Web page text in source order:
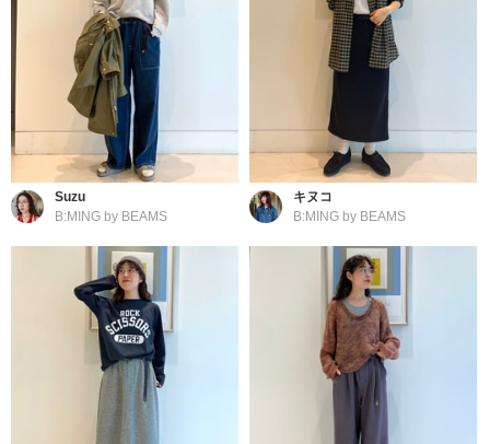
Suzu
B:MING by BEAMS
キヌコ
B:MING by BEAMS